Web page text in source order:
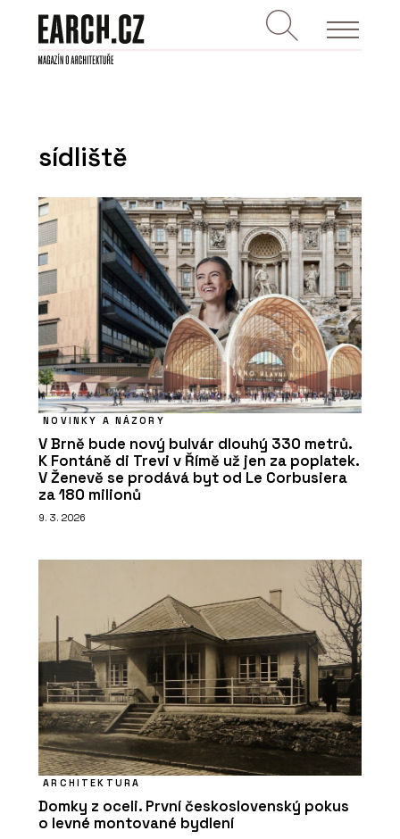
sídliště
NOVINKY A NÁZORY
V Brně bude nový bulvár dlouhý 330 metrů.
K Fontáně di Trevi v Římě už jen za poplatek.
V Ženevě se prodává byt od Le Corbusiera
za 180 milionů
9. 3. 2026
ARCHITEKTURA
Domky z oceli. První československý pokus
o levné montované bydlení